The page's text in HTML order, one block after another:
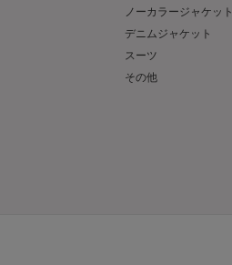
ノーカラージャケット
デニムジャケット
スーツ
その他